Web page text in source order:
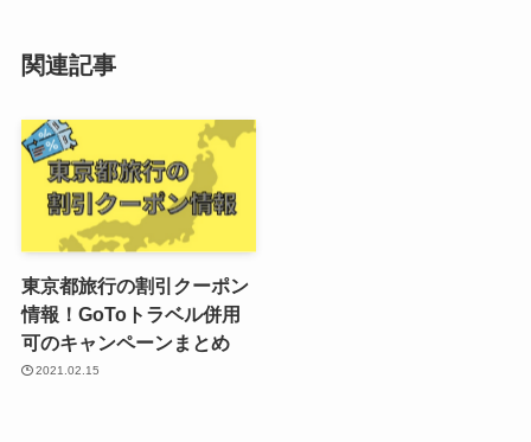
関連記事
東京都旅行の割引クーポン
情報！GoToトラベル併用
可のキャンペーンまとめ
2021.02.15